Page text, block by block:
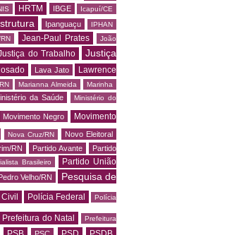
HRTM IBGE Icapuí/CE
Ipanguaçu IPHAN
Jean-Paul Prates
João
do Trabalho
Justiça
Lava Jato
Lawrence
Marianna Almeida Marinha
da Saúde Ministério do
Movimento Negro
Movimento
Nova Cruz/RN Novo Eleitoral
RN Partido Avante
Partido
Brasileiro
Partido União
Velho/RN
Pesquisa de
Polícia Federal Polícia
Prefeitura do Natal
Prefeitura
PSC